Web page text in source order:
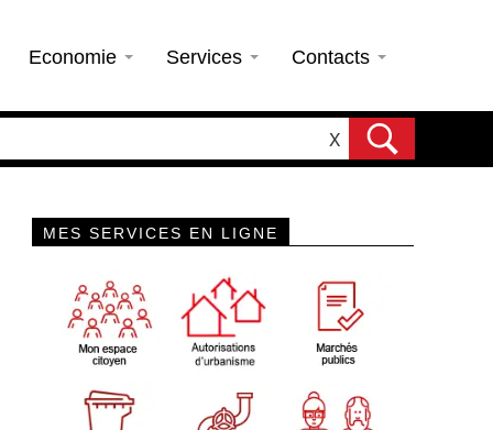
Economie Services Contacts
X
MES SERVICES EN LIGNE